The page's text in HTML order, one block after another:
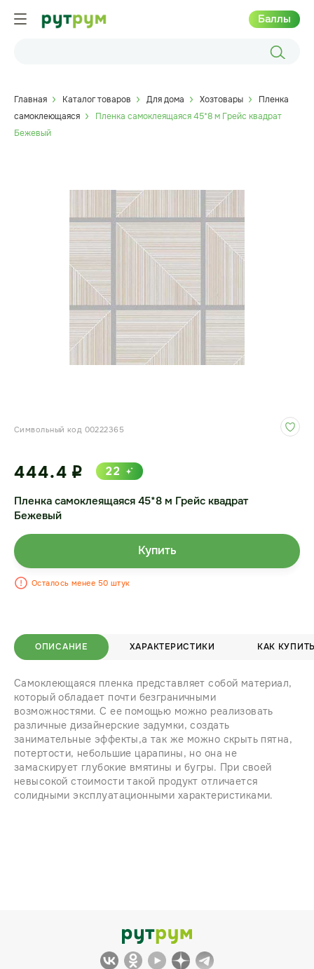
Баллы
Главная Каталог товаров Для дома Хозтовары
Пленка
самоклеющаяся
Пленка самоклеящаяся 45*8 м Грейс квадрат
Бежевый
ОПИСАНИЕ ХАРАКТЕРИСТИКИ КАК
Самоклеющаяся пленка представляет собой материал,
который обладает почти безграничными
возможностями. С ее помощью можно реализовать
различные дизайнерские задумки, создать
занимательные эффекты,а так же можно скрыть пятна,
потертости, небольшие царапины, но она не
замаскирует глубокие вмятины и бугры. При своей
невысокой стоимости такой продукт отличается
солидными эксплуатационными характеристиками.
Символьный код 00222365
Пленка самоклеящаяся 45*8 м Грейс квадрат
Бежевый
444.4 i 22
Купить
Осталось менее 50 штук